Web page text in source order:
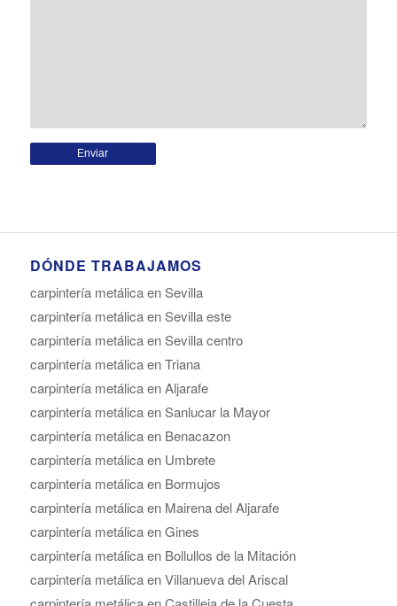
DÓNDE TRABAJAMOS
carpintería metálica en Sevilla
carpintería metálica en Sevilla este
carpintería metálica en Sevilla centro
carpintería metálica en Triana
carpintería metálica en Aljarafe
carpintería metálica en Sanlucar la Mayor
carpintería metálica en Benacazon
carpintería metálica en Umbrete
carpintería metálica en Bormujos
carpintería metálica en Mairena del Aljarafe
carpintería metálica en Gines
carpintería metálica en Bollullos de la Mitación
carpintería metálica en Villanueva del Ariscal